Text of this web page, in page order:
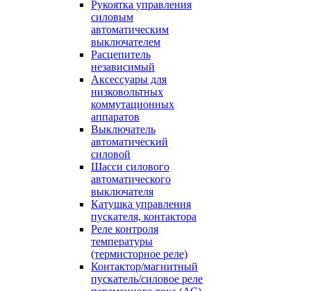
Рукоятка управления
силовым
автоматическим
выключателем
Расцепитель
независимый
Аксессуары для
низковольтных
коммутационных
аппаратов
Выключатель
автоматический
силовой
Шасси силового
автоматического
выключателя
Катушка управления
пускателя, контактора
Реле контроля
температуры
(термисторное реле)
Контактор/магнитный
пускатель/силовое реле